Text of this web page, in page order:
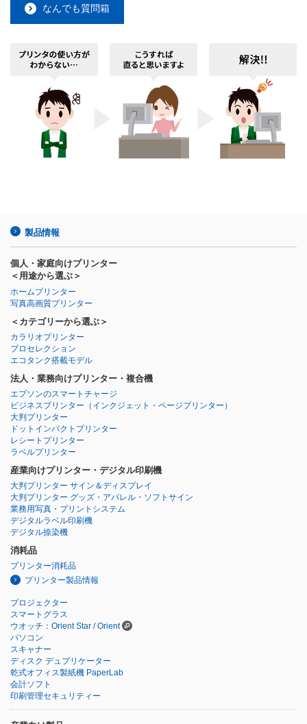
なんでも質問箱
製品情報
個人・家庭向けプリンター
＜用途から選ぶ＞
ホームプリンター
写真高画質プリンター
＜カテゴリーから選ぶ＞
カラリオプリンター
プロセレクション
エコタンク搭載モデル
法人・業務向けプリンター・複合機
エプソンのスマートチャージ
ビジネスプリンター （インクジェット・ページプリンター）
大判プリンター
ドットインパクトプリンター
レシートプリンター
ラベルプリンター
産業向けプリンター・デジタル印刷機
大判プリンター サイン＆ディスプレイ
大判プリンター グッズ・アパレル・ソフトサイン
業務用写真・プリントシステム
デジタルラベル印刷機
デジタル捺染機
消耗品
プリンター消耗品
プリンター製品情報
プロジェクター
スマートグラス
ウオッチ：Orient Star / Orient
パソコン
スキャナー
ディスク デュプリケーター
乾式オフィス製紙機 PaperLab
会計ソフト
印刷管理セキュリティー